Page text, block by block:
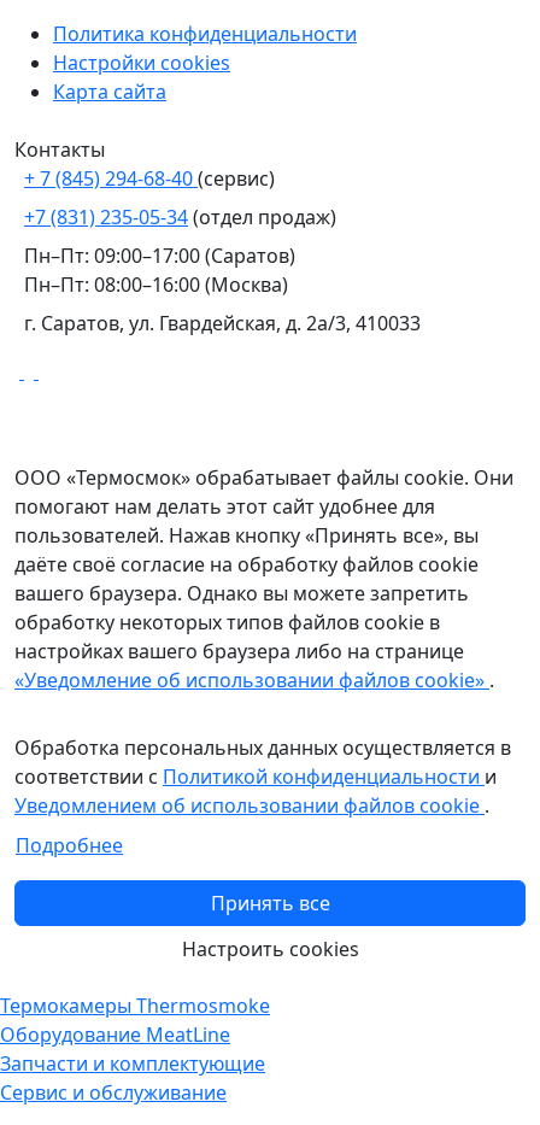
Политика конфиденциальности
Настройки cookies
Карта сайта
Контакты
+ 7 (845) 294-68-40(сервис)
+7 (831) 235-05-34(отдел продаж)
Пн–Пт: 09:00–17:00 (Саратов)
Пн–Пт: 08:00–16:00 (Москва)
г. Саратов, ул. Гвардейская, д. 2а/3, 410033
Уведомление о файлах cookie
ООО «Термосмок» обрабатывает файлы cookie. Они
помогают нам делать этот сайт удобнее для
пользователей. Нажав кнопку «Принять все», вы
даёте своё согласие на обработку файлов cookie
вашего браузера. Однако вы можете запретить
обработку некоторых типов файлов cookie в
настройках вашего браузера либо на странице
«Уведомление об использовании файлов cookie» .
Обработка персональных данных осуществляется в
соответствии с Политикой конфиденциальности и
Уведомлением об использовании файлов cookie .
Подробнее
Принять все
Настроить cookies
Термокамеры Thermosmoke
Оборудование MeatLine
Запчасти и комплектующие
Сервис и обслуживание